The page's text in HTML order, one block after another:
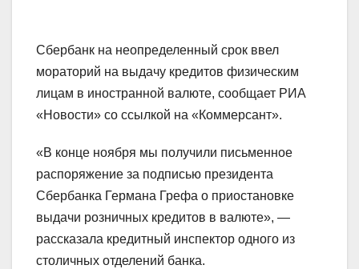
Сбербанк на неопределенный срок ввел
мораторий на выдачу кредитов физическим
лицам в иностранной валюте, сообщает РИА
«Новости» со ссылкой на «Коммерсант».
«В конце ноября мы получили письменное
распоряжение за подписью президента
Сбербанка Германа Грефа о приостановке
выдачи розничных кредитов в валюте», —
рассказала кредитный инспектор одного из
столичных отделений банка.